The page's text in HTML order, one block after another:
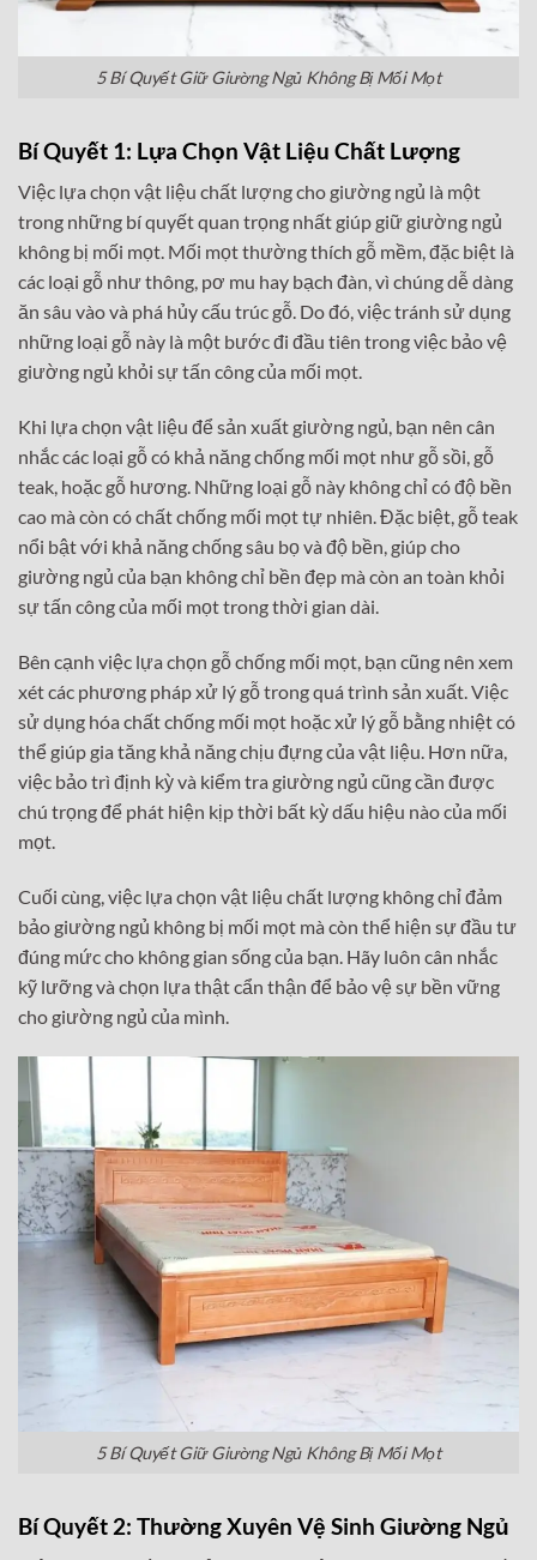
5 Bí Quyết Giữ Giường Ngủ Không Bị Mối Mọt
Bí Quyết 1: Lựa Chọn Vật Liệu Chất Lượng
Việc lựa chọn vật liệu chất lượng cho giường ngủ là một
trong những bí quyết quan trọng nhất giúp giữ giường ngủ
không bị mối mọt. Mối mọt thường thích gỗ mềm, đặc biệt là
các loại gỗ như thông, pơ mu hay bạch đàn, vì chúng dễ dàng
ăn sâu vào và phá hủy cấu trúc gỗ. Do đó, việc tránh sử dụng
những loại gỗ này là một bước đi đầu tiên trong việc bảo vệ
giường ngủ khỏi sự tấn công của mối mọt.
Khi lựa chọn vật liệu để sản xuất giường ngủ, bạn nên cân
nhắc các loại gỗ có khả năng chống mối mọt như gỗ sồi, gỗ
teak, hoặc gỗ hương. Những loại gỗ này không chỉ có độ bền
cao mà còn có chất chống mối mọt tự nhiên. Đặc biệt, gỗ teak
nổi bật với khả năng chống sâu bọ và độ bền, giúp cho
giường ngủ của bạn không chỉ bền đẹp mà còn an toàn khỏi
sự tấn công của mối mọt trong thời gian dài.
Bên cạnh việc lựa chọn gỗ chống mối mọt, bạn cũng nên xem
xét các phương pháp xử lý gỗ trong quá trình sản xuất. Việc
sử dụng hóa chất chống mối mọt hoặc xử lý gỗ bằng nhiệt có
thể giúp gia tăng khả năng chịu đựng của vật liệu. Hơn nữa,
việc bảo trì định kỳ và kiểm tra giường ngủ cũng cần được
chú trọng để phát hiện kịp thời bất kỳ dấu hiệu nào của mối
mọt.
Cuối cùng, việc lựa chọn vật liệu chất lượng không chỉ đảm
bảo giường ngủ không bị mối mọt mà còn thể hiện sự đầu tư
đúng mức cho không gian sống của bạn. Hãy luôn cân nhắc
kỹ lưỡng và chọn lựa thật cẩn thận để bảo vệ sự bền vững
cho giường ngủ của mình.
5 Bí Quyết Giữ Giường Ngủ Không Bị Mối Mọt
Bí Quyết 2: Thường Xuyên Vệ Sinh Giường Ngủ